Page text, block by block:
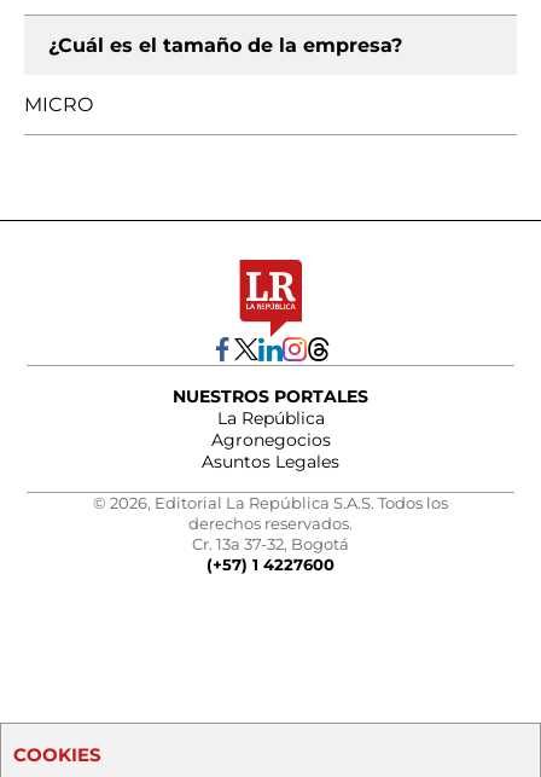
¿Cuál es el tamaño de la empresa?
MICRO
NUESTROS PORTALES
La República
Agronegocios
Asuntos Legales
© 2026, Editorial La República S.A.S. Todos los
derechos reservados.
Cr. 13a 37-32, Bogotá
(+57) 1 4227600
COOKIES